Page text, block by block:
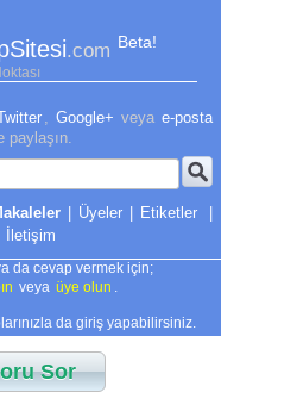
.com Beta!
Google+ veya e-posta
paylaşın.
| Üyeler | Etiketler
|
İletişim
da cevap vermek için;
veya üye olun
da giriş yapabilirsiniz.
Sor